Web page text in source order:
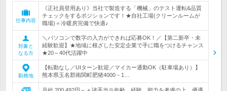
仕事内容
《正社員登用あり》当社で製造する「機械」のテスト運転&品質
チェックをするポジションです！★自社工場(クリーンルームが
職場)＝冷暖房完備で快適♪
対象と
なる方
＼パソコンで数字の入力ができれば応募OK！／【第二新卒・未
経験歓迎】★地域に根ざした安定企業で手に職をつけるチャンス
★20～40代活躍中
勤務地
【転勤なし／UIターン歓迎／マイカー通勤OK（駐車場あり）】
熊本県玉名郡南関町肥猪4000－1…